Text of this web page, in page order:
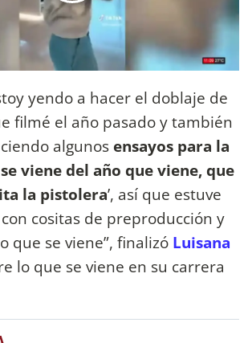
yendo a hacer el doblaje de
filmé el año pasado y también
algunos ensayos para la
viene del año que viene, que
la pistolera’, así que estuve
cositas de preproducción y
que se viene”, finalizó Luisana
lo que se viene en su carrera